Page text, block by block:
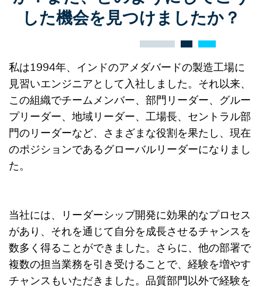
した機会を見つけましたか？
私は1994年、インドのアメダバードの製造工場に
見習いエンジニアとして入社しました。それ以来、
この組織でチームメンバー、部門リーダー、グルー
プリーダー、地域リーダー、工場長、セントラル部
門のリーダーなど、さまざまな役割を果たし、現在
のポジションであるグローバルリーダーになりまし
た。
当社には、リーダーシップ開発に効果的なプロセス
があり、それを通じて自分を成長させるチャンスを
数多く得ることができました。さらに、他の部署で
複数の担当業務を引き受けることで、経験を増やす
チャンスもいただきました。品質部門以外で経験を